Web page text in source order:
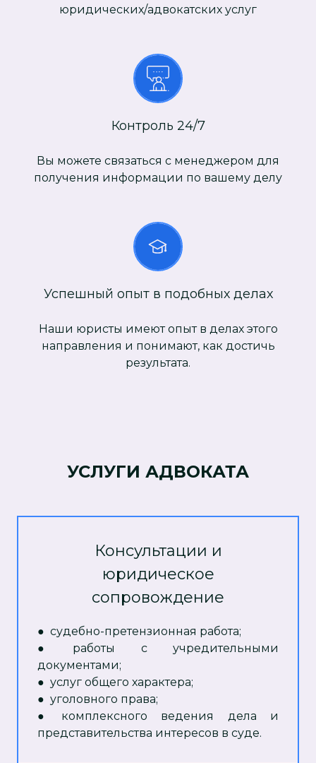
юридических/адвокатских услуг
Контроль 24/7
Вы можете связаться с менеджером для
получения информации по вашему делу
Успешный опыт в подобных делах
Наши юристы имеют опыт в делах этого
направления и понимают, как достичь
результата.
УСЛУГИ АДВОКАТА
Консультации и
юридическое
сопровождение
● судебно-претензионная работа;
● работы с учредительными
документами;
● услуг общего характера;
● уголовного права;
● комплексного ведения дела и
представительства интересов в суде.